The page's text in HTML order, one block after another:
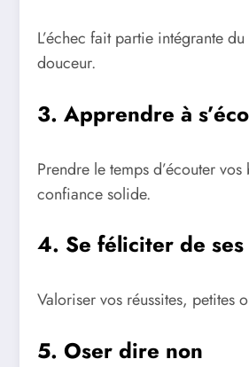
L’échec fait partie intégrante
douceur.
3. Apprendre à
Prendre le temps d’écouter
confiance solide.
4. Se féliciter de ses
Valoriser vos réussites, petites
5. Oser dire non